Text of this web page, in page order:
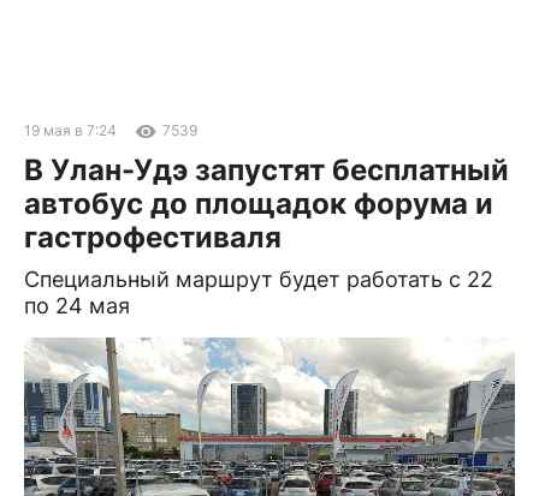
19 мая в 7:24 7539
В Улан-Удэ запустят бесплатный
автобус до площадок форума и
гастрофестиваля
Специальный маршрут будет работать с 22
по 24 мая